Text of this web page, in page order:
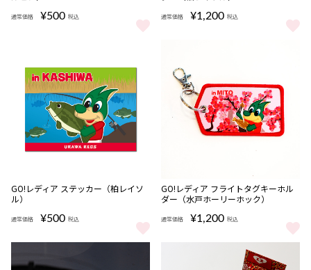
通常価格 ¥500 税込
GO!レディア ステッカー（FC町田ゼルビア） をもっと見る
通常価格 ¥1,200 税込
GO!レディア フライトタグキー
GO!レディア ステッカー（柏レイソ
ル）
通常価格 ¥500 税込
GO!レディア ステッカー（柏レイソル） をもっと見る
GO!レディア フライトタグキーホル
ダー（水戸ホーリーホック）
通常価格 ¥1,200 税込
GO!レディア フライトタグキー